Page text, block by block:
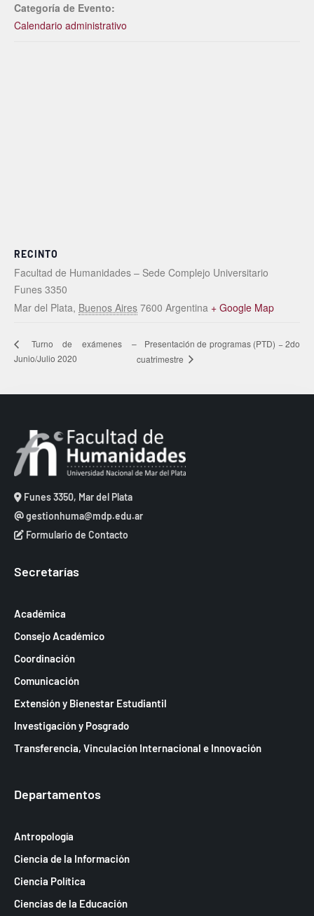
Categoría de Evento:
Calendario administrativo
RECINTO
Facultad de Humanidades – Sede Complejo Universitario
Funes 3350
Mar del Plata, Buenos Aires 7600 Argentina + Google Map
Turno de exámenes –
Junio/Julio 2020
Presentación de programas (PTD) − 2do
cuatrimestre
Funes 3350, Mar del Plata
gestionhuma@mdp.edu.ar
Formulario de Contacto
Secretarías
Académica
Consejo Académico
Coordinación
Comunicación
Extensión y Bienestar Estudiantil
Investigación y Posgrado
Transferencia, Vinculación Internacional e Innovación
Departamentos
Antropología
Ciencia de la Información
Ciencia Política
Ciencias de la Educación